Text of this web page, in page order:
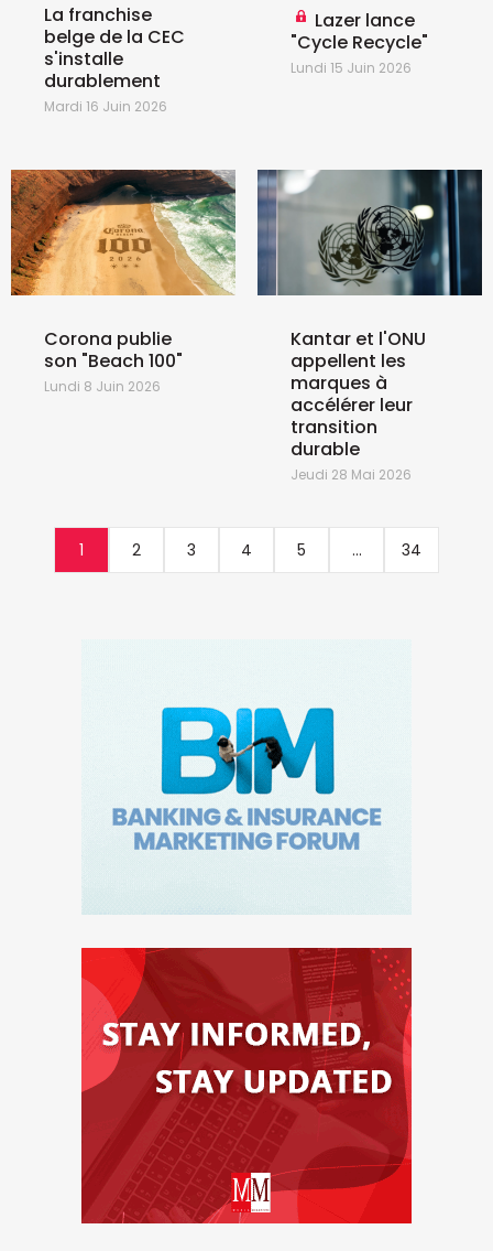
La franchise
belge de la CEC
s'installe
durablement
Mardi 16 Juin 2026
Lazer lance
"Cycle Recycle"
Lundi 15 Juin 2026
Corona publie
son "Beach 100"
Lundi 8 Juin 2026
Kantar et l'ONU
appellent les
marques à
accélérer leur
transition
durable
Jeudi 28 Mai 2026
1 2 3 4 5 ... 34